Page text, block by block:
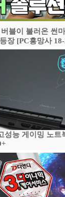
블이 불러온 썬
장 [PC흥망사
성능 게이밍 노트